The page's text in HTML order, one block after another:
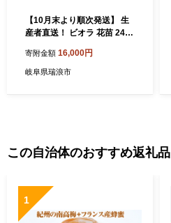
【10月末より順次発送】 生
産者直送！ ビオラ 花苗 24ポ
苗 花 お花 生花 フラワー ガ
ーデニング [AZDC010]
寄附金額 16,000円
岐阜県瑞浪市
この自治体のおすすめ返礼品
1